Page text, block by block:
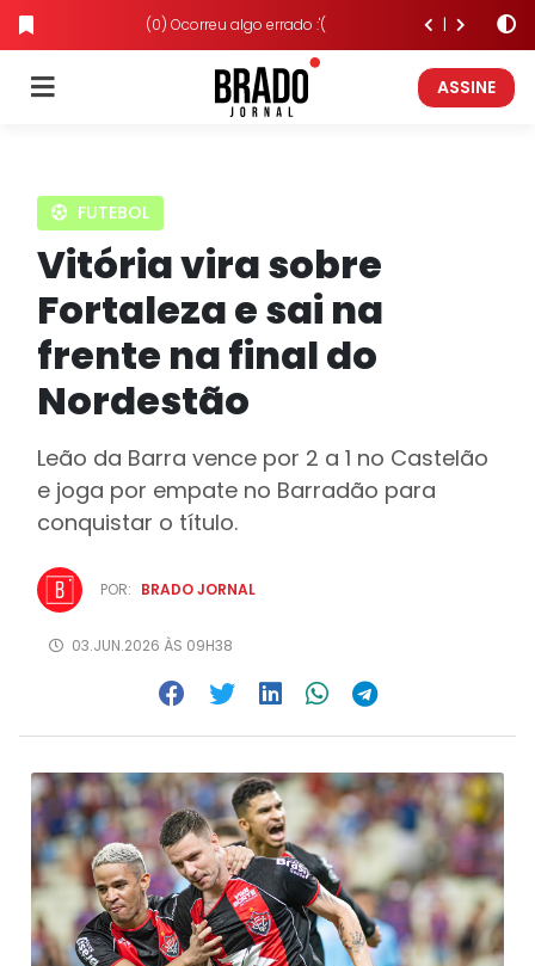
(0) Ocorreu algo errado :'(
ASSINE
FUTEBOL
Vitória vira sobre
Fortaleza e sai na
frente na final do
Nordestão
Leão da Barra vence por 2 a 1 no Castelão
e joga por empate no Barradão para
conquistar o título.
POR: BRADO JORNAL
03.JUN.2026 ÀS 09H38